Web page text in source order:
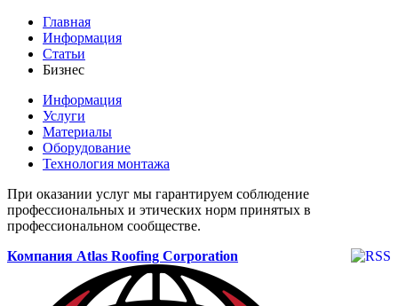
Главная
Информация
Статьи
Бизнес
Информация
Услуги
Материалы
Оборудование
Технология монтажа
При оказании услуг мы гарантируем соблюдение
профессиональных и этических норм принятых в
профессиональном сообществе.
Компания Atlas Roofing Corporation